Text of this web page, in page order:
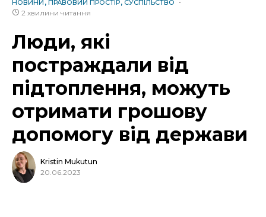
НОВИНИ ПРАВОВИЙ ПРОСТІР СУСПІЛЬСТВО
2 хвилини читання
Люди, які
постраждали від
підтоплення, можуть
отримати грошову
допомогу від держави
Kristin Mukutun
20.06.2023